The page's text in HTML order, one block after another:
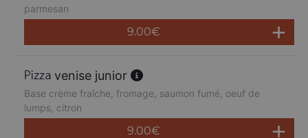
parmesan
9.00€
venise junior
Base crème fraîche, fromage, saumon fumé, oeuf de
lumps, citron
9.00€